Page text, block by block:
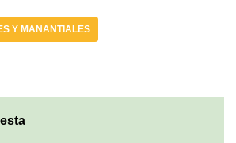
Y MANANTIALES